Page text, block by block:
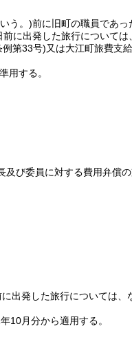
う。)前に旧町の職員であっ
に出発した旅行については
第33号)又は大江町旅費支
用する。
及び委員に対する費用弁償
出発した旅行については、
10月分から適用する。